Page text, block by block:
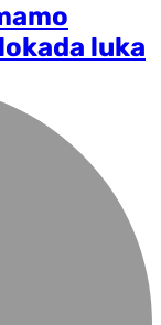
luka